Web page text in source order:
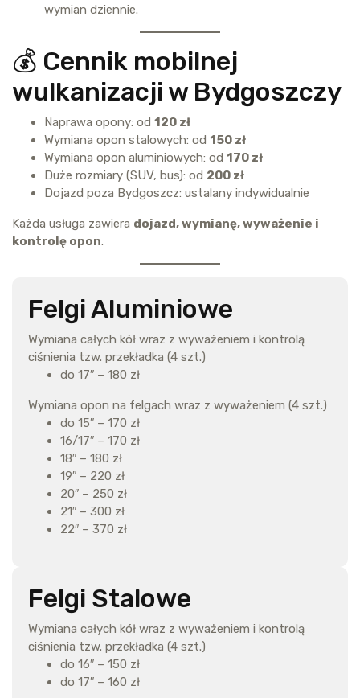
wymian dziennie.
💰 Cennik mobilnej
wulkanizacji w Bydgoszczy
Naprawa opony: od 120 zł
Wymiana opon stalowych: od 150 zł
Wymiana opon aluminiowych: od 170 zł
Duże rozmiary (SUV, bus): od 200 zł
Dojazd poza Bydgoszcz: ustalany indywidualnie
Każda usługa zawiera dojazd, wymianę, wyważenie i
kontrolę opon.
Felgi Aluminiowe
Wymiana całych kół wraz z wyważeniem i kontrolą
ciśnienia tzw. przekładka (4 szt.)
do 17″ – 180 zł
Wymiana opon na felgach wraz z wyważeniem (4 szt.)
do 15″ – 170 zł
16/17″ – 170 zł
18″ – 180 zł
19″ – 220 zł
20″ – 250 zł
21″ – 300 zł
22″ – 370 zł
Felgi Stalowe
Wymiana całych kół wraz z wyważeniem i kontrolą
ciśnienia tzw. przekładka (4 szt.)
do 16″ – 150 zł
do 17″ – 160 zł